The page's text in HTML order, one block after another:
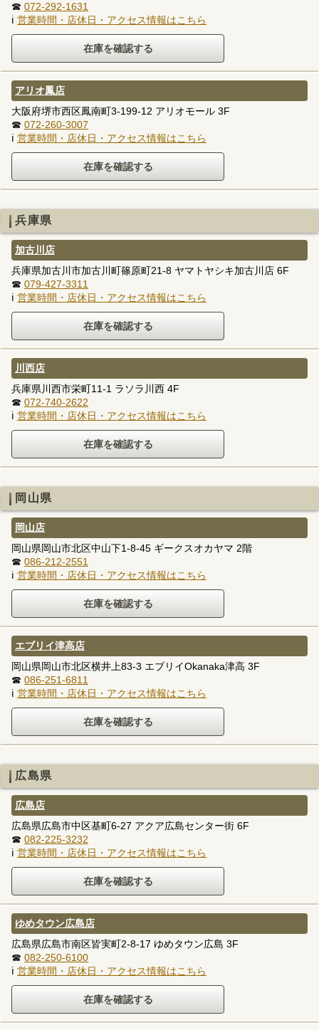
☎ 072-292-1631
ℹ 営業時間・店休日・アクセス情報はこちら
アリオ鳳店
大阪府堺市西区鳳南町3-199-12 アリオモール 3F
☎ 072-260-3007
ℹ 営業時間・店休日・アクセス情報はこちら
兵庫県
加古川店
兵庫県加古川市加古川町篠原町21-8 ヤマトヤシキ加古川店 6F
☎ 079-427-3311
ℹ 営業時間・店休日・アクセス情報はこちら
川西店
兵庫県川西市栄町11-1 ラソラ川西 4F
☎ 072-740-2622
ℹ 営業時間・店休日・アクセス情報はこちら
岡山県
岡山店
岡山県岡山市北区中山下1-8-45 ギークスオカヤマ 2階
☎ 086-212-2551
ℹ 営業時間・店休日・アクセス情報はこちら
エブリイ津高店
岡山県岡山市北区横井上83-3 エブリイOkanaka津高 3F
☎ 086-251-6811
ℹ 営業時間・店休日・アクセス情報はこちら
広島県
広島店
広島県広島市中区基町6-27 アクア広島センター街 6F
☎ 082-225-3232
ℹ 営業時間・店休日・アクセス情報はこちら
ゆめタウン広島店
広島県広島市南区皆実町2-8-17 ゆめタウン広島 3F
☎ 082-250-6100
ℹ 営業時間・店休日・アクセス情報はこちら